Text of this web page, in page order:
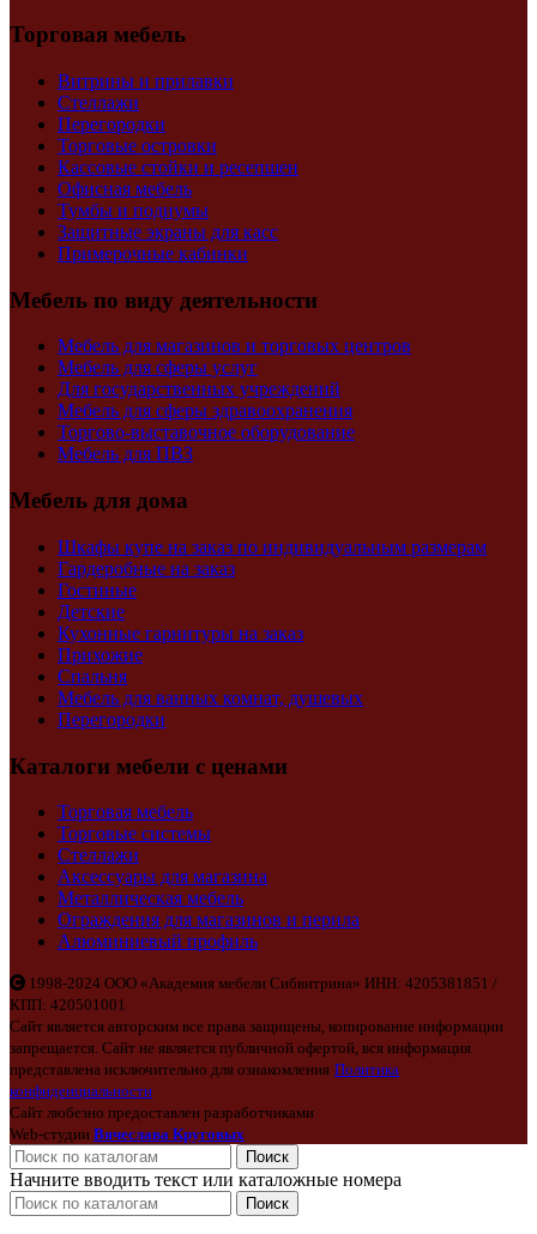
Торговая мебель
Витрины и прилавки
Стеллажи
Перегородки
Торговые островки
Кассовые стойки и ресепшен
Офисная мебель
Тумбы и подиумы
Защитные экраны для касс
Примерочные кабинки
Мебель по виду деятельности
Мебель для магазинов и торговых центров
Мебель для сферы услуг
Для государственных учреждений
Мебель для сферы здравоохранения
Торгово-выставочное оборудование
Мебель для ПВЗ
Мебель для дома
Шкафы купе на заказ по индивидуальным размерам
Гардеробные на заказ
Гостиные
Детские
Кухонные гарнитуры на заказ
Прихожие
Спальня
Мебель для ванных комнат, душевых
Перегородки
Каталоги мебели с ценами
Торговая мебель
Торговые системы
Стеллажи
Аксессуары для магазина
Металлическая мебель
Ограждения для магазинов и перила
Алюминиевый профиль
1998-2024 ООО «Академия мебели Сибвитрина» ИНН: 4205381851 /
КПП: 420501001
Сайт является авторским все права защищены, копирование информации
запрещается. Сайт не является публичной офертой, вся информация
представлена исключительно для ознакомления Политика
конфиденциальности
Сайт любезно предоставлен разработчиками
Web-студии Вячеслава Круговых
Поиск
Начните вводить текст или каталожные номера
Поиск